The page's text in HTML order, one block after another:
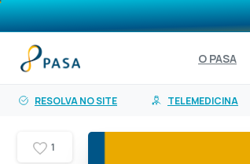
conteúdo
O PASA
RESOLVA NO SITE TELEMEDICINA
1